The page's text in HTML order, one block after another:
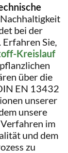
bei der
Sie,
Kreislauf
über die
EN 13432
unserer
unsere
im
und dem
zu